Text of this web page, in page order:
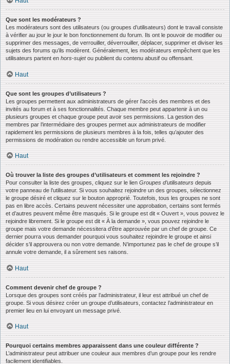
Que sont les modérateurs ?
Les modérateurs sont des utilisateurs (ou groupes d’utilisateurs) dont le travail consiste
à vérifier au jour le jour le bon fonctionnement du forum. Ils ont le pouvoir de modifier ou
supprimer des messages, de verrouiller, déverrouiller, déplacer, supprimer et diviser les
sujets des forums qu’ils modèrent. Généralement, les modérateurs empêchent que les
utilisateurs partent en hors-sujetou publient du contenu abusif ou offensant.
Haut
Que sont les groupes d’utilisateurs ?
Les groupes permettent aux administrateurs de gérer l’accès des membres et des
invités au forum et à ses fonctionnalités. Chaque membre peut appartenir à un ou
plusieurs groupes et chaque groupe peut avoir ses permissions. La gestion des
membres par l’intermédiaire des groupes permet aux administrateurs de modifier
rapidement les permissions de plusieurs membres à la fois, telles qu’ajouter des
permissions de modération ou rendre accessible un forum privé.
Haut
Où trouver la liste des groupes d’utilisateurs et comment les rejoindre ?
Pour consulter la liste des groupes, cliquez sur le lien Groupes d’utilisateurs depuis
votre panneau de l’utilisateur. Si vous souhaitez rejoindre un des groupes, sélectionnez
le groupe désiré et cliquez sur le bouton approprié. Toutefois, tous les groupes ne sont
pas en libre accès. Certains peuvent nécessiter une approbation, certains sont fermés
et d’autres peuvent même être masqués. Si le groupe est dit « Ouvert », vous pouvez le
rejoindre librement. Si le groupe est dit « À la demande », vous pouvez rejoindre le
groupe mais votre demande nécessitera d’être approuvée par un chef de groupe. Ce
dernier pourra vous demander pourquoi vous souhaitez rejoindre le groupe et ainsi
décider s’il approuvera ou non votre demande. N’importunez pas le chef de groupe s’il
annule votre demande, il a sûrement ses raisons.
Haut
Comment devenir chef de groupe ?
Lorsque des groupes sont créés par l’administrateur, il leur est attribué un chef de
groupe. Si vous désirez créer un groupe d’utilisateurs, contactez l’administrateur en
premier lieu en lui envoyant un message privé.
Haut
Pourquoi certains membres apparaissent dans une couleur différente ?
L’administrateur peut attribuer une couleur aux membres d’un groupe pour les rendre
facilement identifiables.